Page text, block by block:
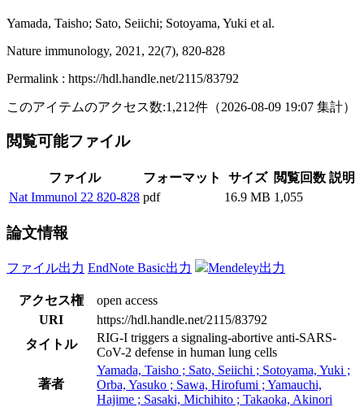
Yamada, Taisho; Sato, Seiichi; Sotoyama, Yuki et al.
Nature immunology, 2021, 22(7), 820-828
Permalink : https://hdl.handle.net/2115/83792
このアイテムのアクセス数:1,212件 （2026-08-09 19:07 集計）
閲覧可能ファイル
ファイル フォーマット サイズ 閲覧回数 説明
Nat Immunol 22 820-828 pdf 16.9 MB 1,055
論文情報
ファイル出力 EndNote Basic出力 Mendeley出力
アクセス権
open access
URI
https://hdl.handle.net/2115/83792
タイトル
RIG-I triggers a signaling-abortive anti-SARS-
CoV-2 defense in human lung cells
著者
Yamada, Taisho ; Sato, Seiichi ; Sotoyama, Yuki ;
Orba, Yasuko ; Sawa, Hirofumi ; Yamauchi,
Hajime ; Sasaki, Michihito ; Takaoka, Akinori